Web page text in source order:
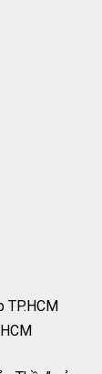
TP.HCM